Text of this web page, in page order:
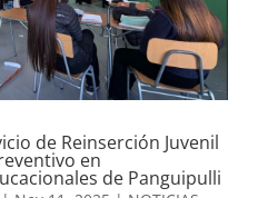
de Reinserción Juvenil
en
de Panguipulli